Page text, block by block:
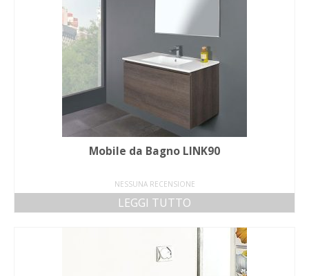
Mobile da Bagno LINK90
NESSUNA RECENSIONE
LEGGI TUTTO